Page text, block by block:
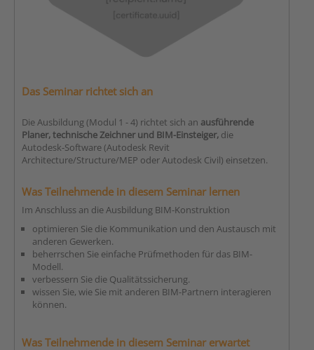
Das Seminar richtet sich an
Die Ausbildung (Modul 1 - 4) richtet sich an ausführende
Planer, technische Zeichner und BIM-Einsteiger, die
Autodesk-Software (Autodesk Revit
Architecture/Structure/MEP oder Autodesk Civil) einsetzen.
Was Teilnehmende in diesem Seminar lernen
Im Anschluss an die Ausbildung BIM-Konstruktion
optimieren Sie die Kommunikation und den Austausch mit
anderen Gewerken.
beherrschen Sie einfache Prüfmethoden für das BIM-
Modell.
verbessern Sie die Qualitätssicherung.
wissen Sie, wie Sie mit anderen BIM-Partnern interagieren
können.
Was Teilnehmende in diesem Seminar erwartet